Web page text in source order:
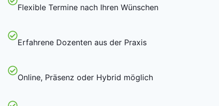
Flexible Termine nach Ihren Wünschen
Erfahrene Dozenten aus der Praxis
Online, Präsenz oder Hybrid möglich